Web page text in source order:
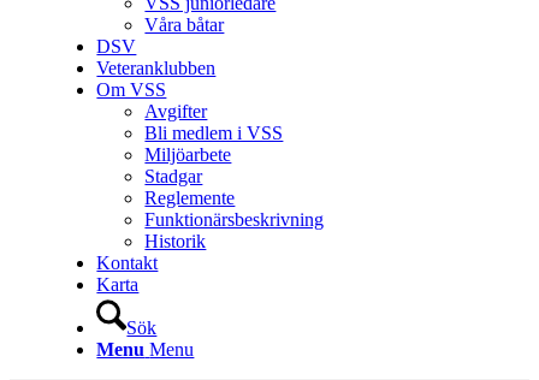
Våra båtar
DSV
Veteranklubben
Om VSS
Avgifter
Bli medlem i VSS
Miljöarbete
Stadgar
Reglemente
Funktionärsbeskrivning
Historik
Kontakt
Karta
Sök
Menu Menu